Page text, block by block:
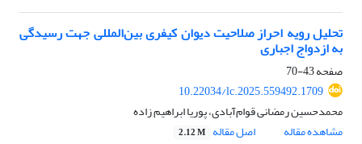
تحلیل رویه احراز صلاحیت دیوان کیفری بین‌المللی جهت رسیدگی
به ازدواج اجباری
صفحه43-70
10.22034/lc.2025.559492.1709
محمدحسین رمضانی قوام‌آبادی، پوریا ابراهیم زاده
مشاهده مقاله
اصل مقاله 2.12 M